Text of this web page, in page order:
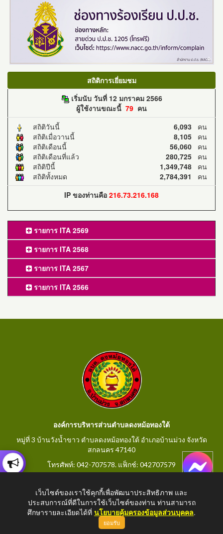
สถิติการเยี่ยมชม
เริ่มนับ วันที่ 12 มกราคม 2566
ผู้ใช้งานขณะนี้ 79 คน
สถิติวันนี้
6,093 คน
สถิติเมื่อวานนี้
8,105 คน
สถิติเดือนนี้
56,060 คน
สถิติเดือนที่แล้ว
280,725 คน
สถิติปีนี้
1,349,748 คน
สถิติทั้งหมด
2,784,391 คน
IP ของท่านคือ 216.73.216.168
รายการ ITA 2569
รายการ ITA 2568
รายการ ITA 2567
รายการ ITA 2566
องค์การบริหารส่วนตำบลดงหม้อทองใต้
หมู่ที่ 3 บ้านวังน้ำขาว ตำบลดงหม้อทองใต้ อำเภอบ้านม่วง จังหวัด
สกลนคร 47140
โทรศัพท์: 042-707578. แฟ็กช์: 042707579
Copyright © 2026 All Right Resive
เว็บไซต์ของเราใช้คุกกี้เพื่อพัฒนาประสิทธิภาพ และ
ประสบการณ์ที่ดีในการใช้เว็บไซต์ของท่าน ท่านสามารถ
ศึกษารายละเอียดได้ที่ นโยบายคุ้มครองข้อมูลส่วนบุคคล.
ยอมรับ